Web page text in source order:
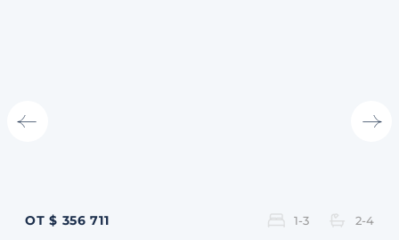
ОТ $ 356 711 1-3 2-4